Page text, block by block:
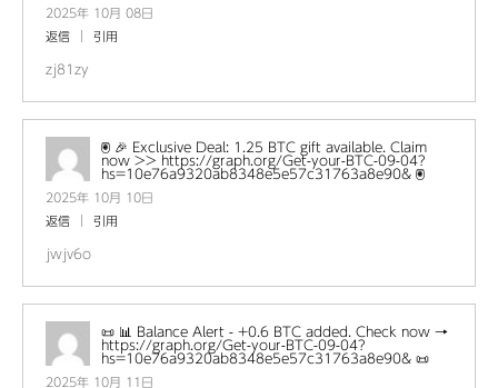
2025年 10月 08日
返信
引用
zj81zy
🖲 🎉 Exclusive Deal: 1.25 BTC gift available. Claim
now >> https://graph.org/Get-your-BTC-09-04?
hs=10e76a9320ab8348e5e57c31763a8e90& 🖲
2025年 10月 10日
返信
引用
jwjv6o
📜 📊 Balance Alert - +0.6 BTC added. Check now →
https://graph.org/Get-your-BTC-09-04?
hs=10e76a9320ab8348e5e57c31763a8e90& 📜
2025年 10月 11日